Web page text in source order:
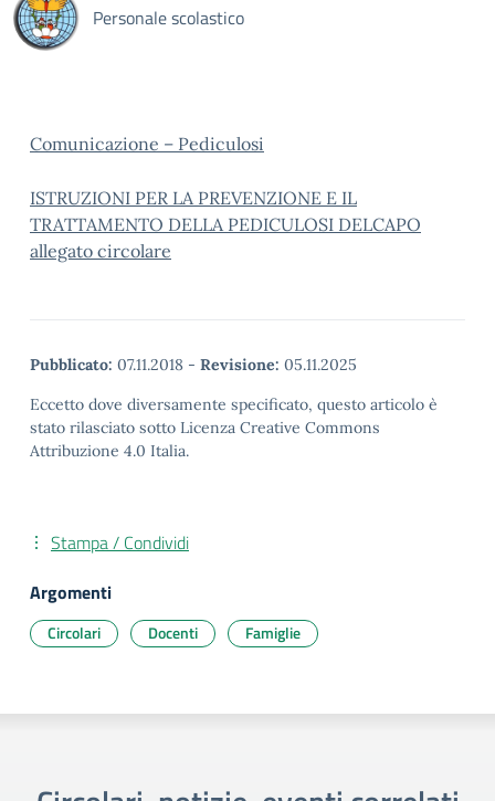
Personale scolastico
Comunicazione – Pediculosi
ISTRUZIONI PER LA PREVENZIONE E IL
TRATTAMENTO DELLA PEDICULOSI DELCAPO
allegato circolare
Pubblicato: 07.11.2018 - Revisione: 05.11.2025
Eccetto dove diversamente specificato, questo articolo è
stato rilasciato sotto Licenza Creative Commons
Attribuzione 4.0 Italia.
Stampa / Condividi
Argomenti
Circolari Docenti Famiglie